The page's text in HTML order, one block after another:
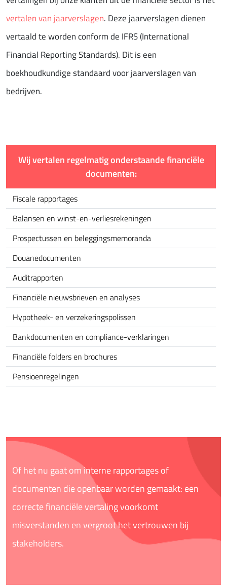
vertalen van jaarverslagen. Deze jaarverslagen dienen
vertaald te worden conform de IFRS (International
Financial Reporting Standards). Dit is een
boekhoudkundige standaard voor jaarverslagen van
bedrijven.
Wij vertalen regelmatig onderstaande financiële
documenten:
Fiscale rapportages
Balansen en winst-en-verliesrekeningen
Prospectussen en beleggingsmemoranda
Douanedocumenten
Auditrapporten
Financiële nieuwsbrieven en analyses
Hypotheek- en verzekeringspolissen
Bankdocumenten en compliance-verklaringen
Financiële folders en brochures
Pensioenregelingen
Of het nu gaat om interne rapportages of
documenten die openbaar worden gemaakt: een
correcte financiële vertaling voorkomt
misverstanden en vergroot het vertrouwen bij
stakeholders.